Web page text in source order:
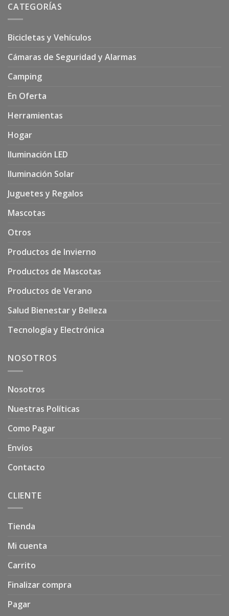
CATEGORÍAS
Bicicletas y Vehículos
Cámaras de Seguridad y Alarmas
Camping
En Oferta
Herramientas
Hogar
Iluminación LED
Iluminación Solar
Juguetes y Regalos
Mascotas
Otros
Productos de Invierno
Productos de Mascotas
Productos de Verano
Salud Bienestar y Belleza
Tecnología y Electrónica
NOSOTROS
Nosotros
Nuestras Políticas
Como Pagar
Envíos
Contacto
CLIENTE
Tienda
Mi cuenta
Carrito
Finalizar compra
Pagar